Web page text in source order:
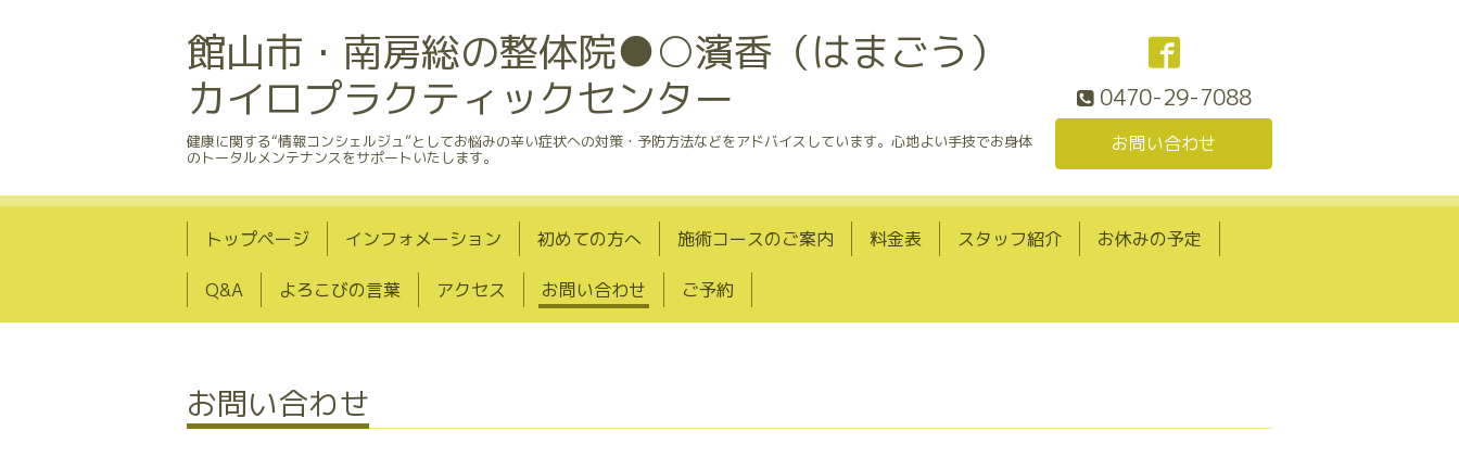
館山市・南房総の整体院●○濱香（はまごう）
カイロプラクティックセンター
健康に関する“情報コンシェルジュ”としてお悩みの辛い症状への対策・予防方法などをアドバイスしています。心地よい手技でお身体
のトータルメンテナンスをサポートいたします。
0470-29-7088
お問い合わせ
トップページ インフォメーション 初めての方へ 施術コースのご案内 料金表 スタッフ紹介 お休みの予定
Q&A よろこびの言葉 アクセス お問い合わせ ご予約
お問い合わせ